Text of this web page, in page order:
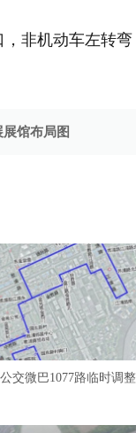
，非机动车左转弯
馆布局图
交微巴1077路临时调整